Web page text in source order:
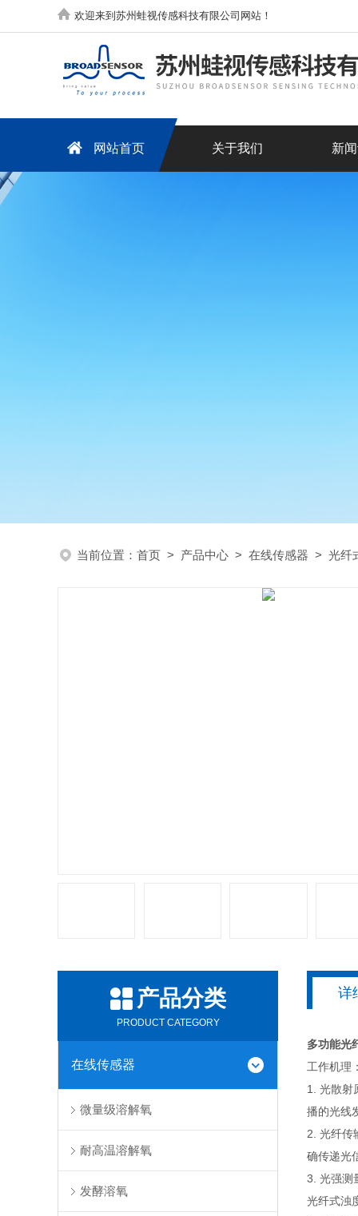
欢迎来到苏州蛙视传感科技有限公司网站！
网站首页 关于我们 新
当前位置： 首页 > 产品中心 > 在线传感器 > 光纤
产品分类
PRODUCT CATEGORY
在线传感器
微量级溶解氧
耐高温溶解氧
发酵溶氧
详
多功能光
工作机理
1. 光散射
播的光线
2. 光纤传
确传递光
3. 光强测
光纤式浊